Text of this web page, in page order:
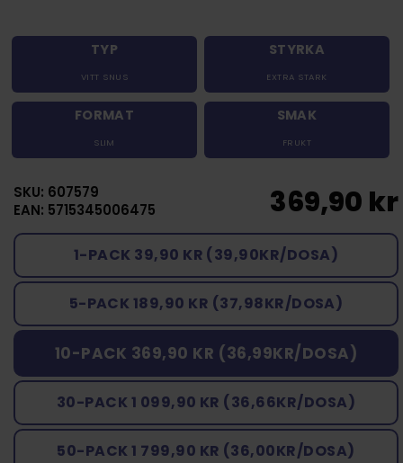
TYP
VITT SNUS
STYRKA
EXTRA STARK
FORMAT
SLIM
SMAK
FRUKT
SKU: 607579
EAN: 5715345006475
369,90 kr
1-PACK 39,90 KR (39,90KR/DOSA)
5-PACK 189,90 KR (37,98KR/DOSA)
10-PACK 369,90 KR (36,99KR/DOSA)
30-PACK 1 099,90 KR (36,66KR/DOSA)
50-PACK 1 799,90 KR (36,00KR/DOSA)